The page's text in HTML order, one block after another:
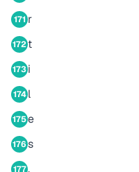
171 r
172t
173i
174 l
175e
176s
177,